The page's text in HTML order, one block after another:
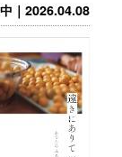
｜2026.04.08